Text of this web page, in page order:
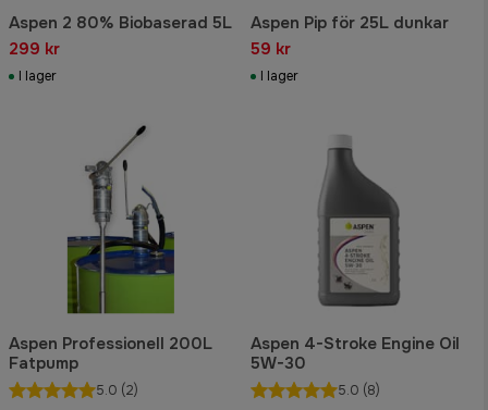
Aspen 2 80% Biobaserad 5L
299 kr
I lager
Aspen Pip för 25L dunkar
59 kr
I lager
Aspen Professionell 200L
Fatpump
5.0 (2)
Aspen 4-Stroke Engine Oil
5W-30
5.0 (8)